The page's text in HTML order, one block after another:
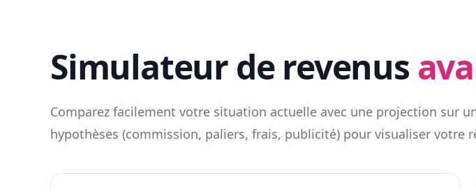
Simulateur de revenus
Comparez facilement votre situation actuelle avec une projection sur
hypothèses (commission, paliers, frais, publicité) pour visualiser votre